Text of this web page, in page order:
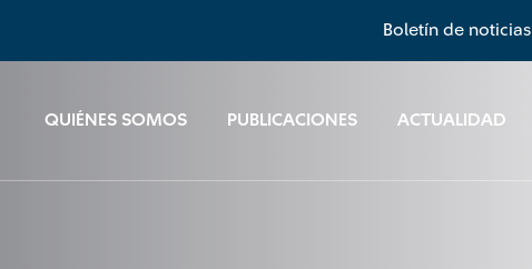
Boletín de noticias
QUIÉNES SOMOS PUBLICACIONES ACTUALIDAD